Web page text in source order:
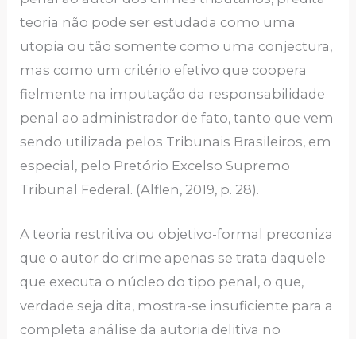
teoria não pode ser estudada como uma
utopia ou tão somente como uma conjectura,
mas como um critério efetivo que coopera
fielmente na imputação da responsabilidade
penal ao administrador de fato, tanto que vem
sendo utilizada pelos Tribunais Brasileiros, em
especial, pelo Pretório Excelso Supremo
Tribunal Federal. (Alflen, 2019, p. 28).
A teoria restritiva ou objetivo-formal preconiza
que o autor do crime apenas se trata daquele
que executa o núcleo do tipo penal, o que,
verdade seja dita, mostra-se insuficiente para a
completa análise da autoria delitiva no